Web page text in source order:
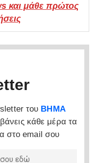
και μάθε πρώτος
του ΒΗΜΑ
κάθε μέρα τα
στο email σου